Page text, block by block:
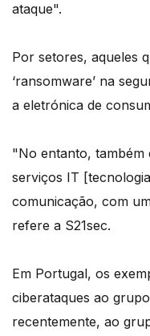
ataque".
Por setores, aqueles
‘ransomware’ na
a eletrónica de
"No entanto, também
serviços IT
comunicação, com
refere a S21sec.
Em Portugal, os
ciberataques ao
recentemente, ao